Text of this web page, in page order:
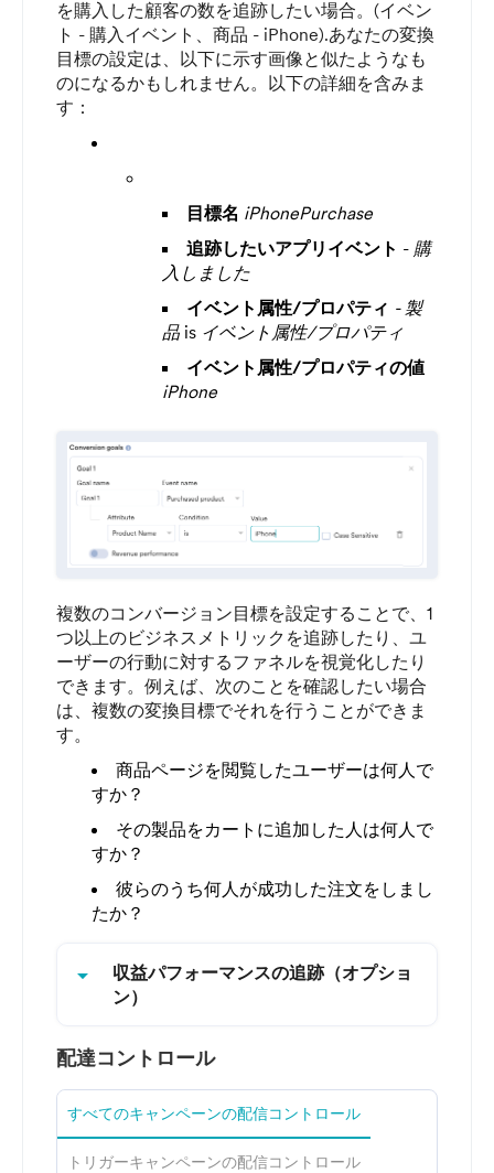
を購入した顧客の数を追跡したい場合。(イベン
ト - 購入イベント、商品 - iPhone).あなたの変換
目標の設定は、以下に示す画像と似たようなも
のになるかもしれません。以下の詳細を含みま
す：
目標名 iPhonePurchase
追跡したいアプリイベント - 購
入しました
イベント属性/プロパティ - 製
品 is イベント属性/プロパティ
イベント属性/プロパティの値
iPhone
複数のコンバージョン目標を設定することで、1
つ以上のビジネスメトリックを追跡したり、ユ
ーザーの行動に対するファネルを視覚化したり
できます。例えば、次のことを確認したい場合
は、複数の変換目標でそれを行うことができま
す。
商品ページを閲覧したユーザーは何人で
すか？
その製品をカートに追加した人は何人で
すか？
彼らのうち何人が成功した注文をしまし
たか？
arrow_drop_down
収益パフォーマンスの追跡（オプショ
ン）
配達コントロール
すべてのキャンペーンの配信コントロール
トリガーキャンペーンの配信コントロール